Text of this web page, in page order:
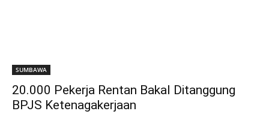
SUMBAWA
20.000 Pekerja Rentan Bakal Ditanggung
BPJS Ketenagakerjaan